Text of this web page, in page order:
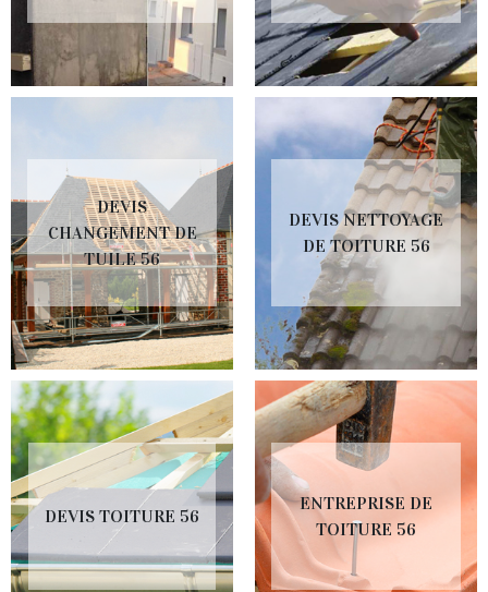
DEVIS
CHANGEMENT DE
TUILE 56
DEVIS NETTOYAGE
DE TOITURE 56
DEVIS TOITURE 56
ENTREPRISE DE
TOITURE 56